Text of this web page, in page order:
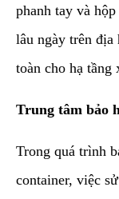
phanh tay và
lâu ngày trên địa
toàn cho hạ tầng
Trung tâm bảo
Trong quá trình
container, việc